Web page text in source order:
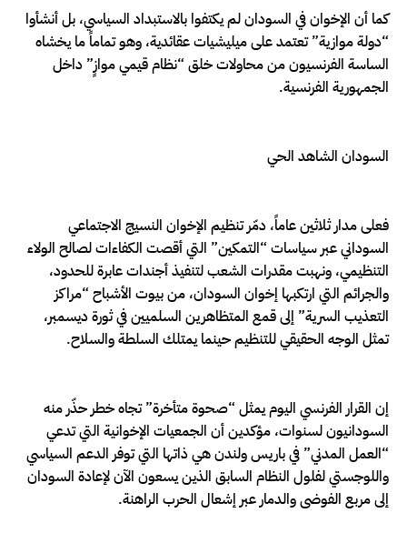
كما أن الإخوان في السودان لم يكتفوا بالاستبداد السياسي، بل أنشأوا
“دولة موازية” تعتمد على ميليشيات عقائدية، وهو تماماً ما يخشاه
الساسة الفرنسيون من محاولات خلق “نظام قيمي موازٍ” داخل
الجمهورية الفرنسية.
السودان الشاهد الحي
فعلى مدار ثلاثين عاماً، دمّر تنظيم الإخوان النسيج الاجتماعي
السوداني عبر سياسات “التمكين” التي أقصت الكفاءات لصالح الولاء
التنظيمي، ونهبت مقدرات الشعب لتنفيذ أجندات عابرة للحدود،
والجرائم التي ارتكبها إخوان السودان، من بيوت الأشباح “مراكز
التعذيب السرية” إلى قمع المتظاهرين السلميين في ثورة ديسمبر،
تمثل الوجه الحقيقي للتنظيم حينما يمتلك السلطة والسلاح.
إن القرار الفرنسي اليوم يمثل “صحوة متأخرة” تجاه خطر حذّر منه
السودانيون لسنوات، مؤكدين أن الجمعيات الإخوانية التي تدعي
“العمل المدني” في باريس ولندن هي ذاتها التي توفر الدعم السياسي
واللوجستي لفلول النظام السابق الذين يسعون الآن لإعادة السودان
إلى مربع الفوضى والدمار عبر إشعال الحرب الراهنة.